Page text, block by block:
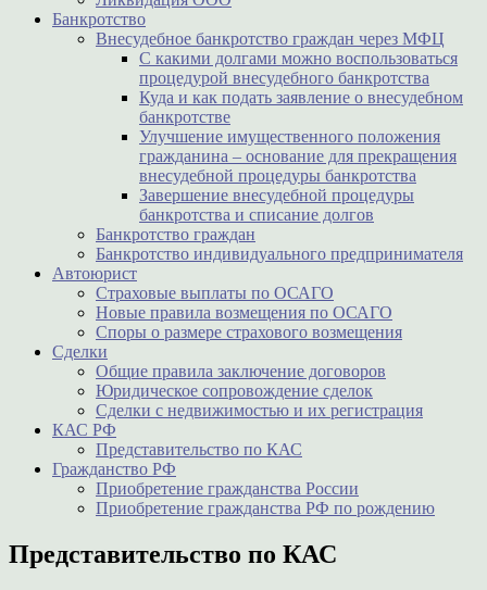
Банкротство
Внесудебное банкротство граждан через МФЦ
С какими долгами можно воспользоваться
процедурой внесудебного банкротства
Куда и как подать заявление о внесудебном
банкротстве
Улучшение имущественного положения
гражданина – основание для прекращения
внесудебной процедуры банкротства
Завершение внесудебной процедуры
банкротства и списание долгов
Банкротство граждан
Банкротство индивидуального предпринимателя
Автоюрист
Страховые выплаты по ОСАГО
Новые правила возмещения по ОСАГО
Споры о размере страхового возмещения
Сделки
Общие правила заключение договоров
Юридическое сопровождение сделок
Сделки с недвижимостью и их регистрация
КАС РФ
Представительство по КАС
Гражданство РФ
Приобретение гражданства России
Приобретение гражданства РФ по рождению
Представительство по КАС